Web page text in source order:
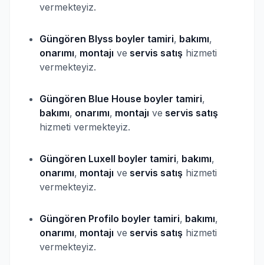
vermekteyiz.
Güngören Blyss boyler tamiri, bakımı,
onarımı, montajı ve servis satış hizmeti
vermekteyiz.
Güngören Blue House boyler tamiri,
bakımı, onarımı, montajı ve servis satış
hizmeti vermekteyiz.
Güngören Luxell boyler tamiri, bakımı,
onarımı, montajı ve servis satış hizmeti
vermekteyiz.
Güngören Profilo boyler tamiri, bakımı,
onarımı, montajı ve servis satış hizmeti
vermekteyiz.